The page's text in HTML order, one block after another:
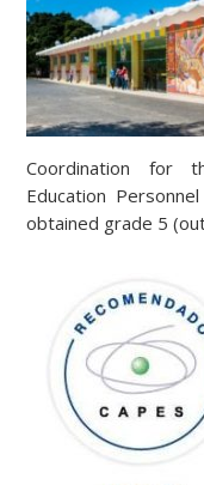
Coordination for
Education Personnel
obtained grade 5